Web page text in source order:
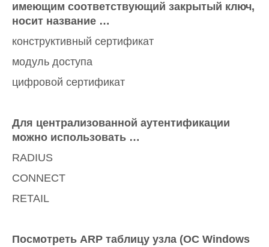
имеющим соответствующий закрытый ключ,
носит название …
конструктивный сертификат
модуль доступа
цифровой сертификат
Для централизованной аутентификации
можно использовать …
RADIUS
CONNECT
RETAIL
Посмотреть ARP таблицу узла (OC Windows